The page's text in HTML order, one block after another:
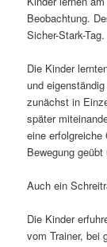
Beobachtung.
Sicher-Stark-Tag.
Die Kinder
und
zunächst in
später
eine erfolgreiche
Bewegung
Auch ein
Die Kinder
vom Trainer, bei